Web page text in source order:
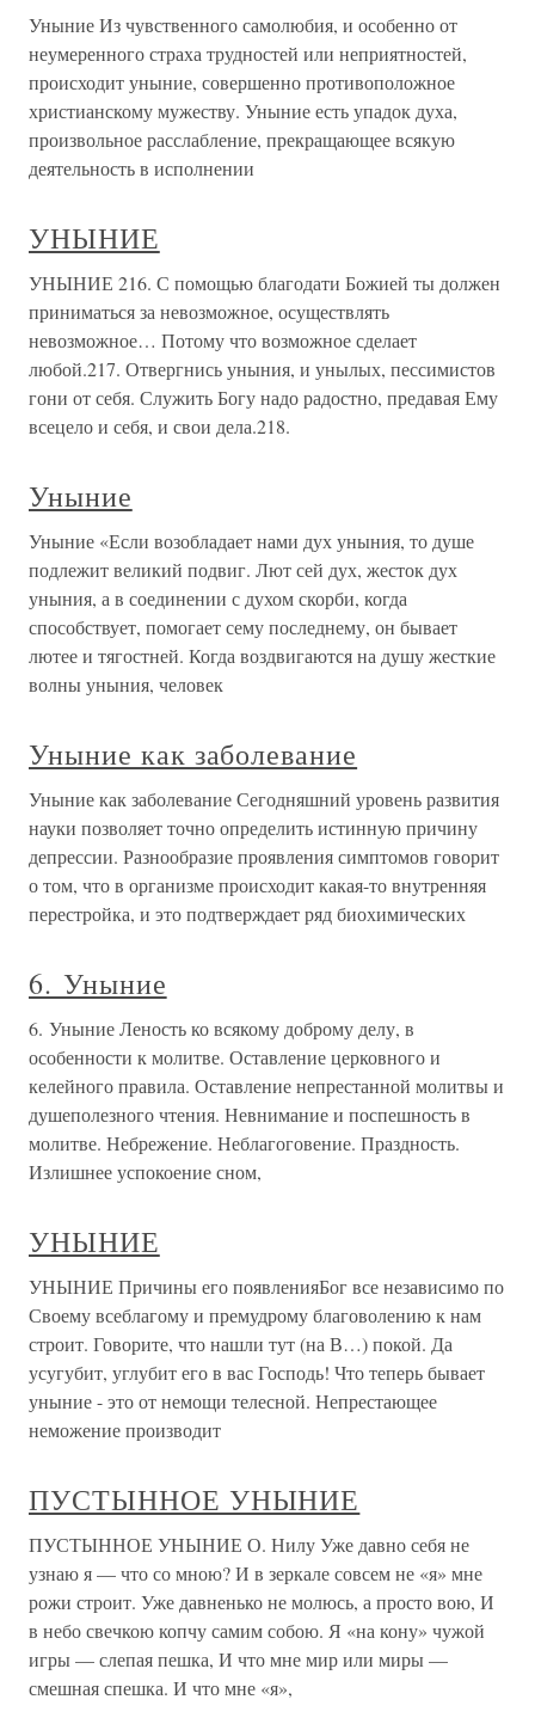
Уныние Из чувственного самолюбия, и особенно от
неумеренного страха трудностей или неприятностей,
происходит уныние, совершенно противоположное
христианскому мужеству. Уныние есть упадок духа,
произвольное расслабление, прекращающее всякую
деятельность в исполнении
УНЫНИЕ
УНЫНИЕ 216. С помощью благодати Божией ты должен
приниматься за невозможное, осуществлять
невозможное… Потому что возможное сделает
любой.217. Отвергнись уныния, и унылых, пессимистов
гони от себя. Служить Богу надо радостно, предавая Ему
всецело и себя, и свои дела.218.
Уныние
Уныние «Если возобладает нами дух уныния, то душе
подлежит великий подвиг. Лют сей дух, жесток дух
уныния, а в соединении с духом скорби, когда
способствует, помогает сему последнему, он бывает
лютее и тягостней. Когда воздвигаются на душу жесткие
волны уныния, человек
Уныние как заболевание
Уныние как заболевание Сегодняшний уровень развития
науки позволяет точно определить истинную причину
депрессии. Разнообразие проявления симптомов говорит
о том, что в организме происходит какая-то внутренняя
перестройка, и это подтверждает ряд биохимических
6. Уныние
6. Уныние Леность ко всякому доброму делу, в
особенности к молитве. Оставление церковного и
келейного правила. Оставление непрестанной молитвы и
душеполезного чтения. Невнимание и поспешность в
молитве. Небрежение. Неблагоговение. Праздность.
Излишнее успокоение сном,
УНЫНИЕ
УНЫНИЕ Причины его появленияБог все независимо по
Своему всеблагому и премудрому благоволению к нам
строит. Говорите, что нашли тут (на В…) покой. Да
усугубит, углубит его в вас Господь! Что теперь бывает
уныние - это от немощи телесной. Непрестающее
неможение производит
ПУСТЫННОЕ УНЫНИЕ
ПУСТЫННОЕ УНЫНИЕ О. Нилу Уже давно себя не
узнаю я — что со мною? И в зеркале совсем не «я» мне
рожи строит. Уже давненько не молюсь, а просто вою, И
в небо свечкою копчу самим собою. Я «на кону» чужой
игры — слепая пешка, И что мне мир или миры —
смешная спешка. И что мне «я»,